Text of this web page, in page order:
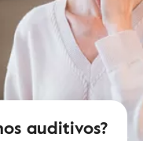
auditivos?